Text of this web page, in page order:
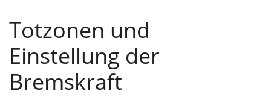
Totzonen und
Einstellung der
Bremskraft